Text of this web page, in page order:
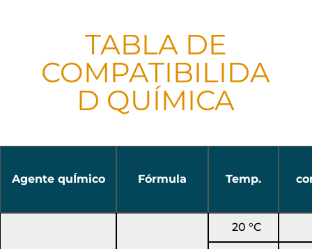
TABLA DE
COMPATIBILIDA
D QUÍMICA
Agente quÍmico Fórmula Temp.
20 °C